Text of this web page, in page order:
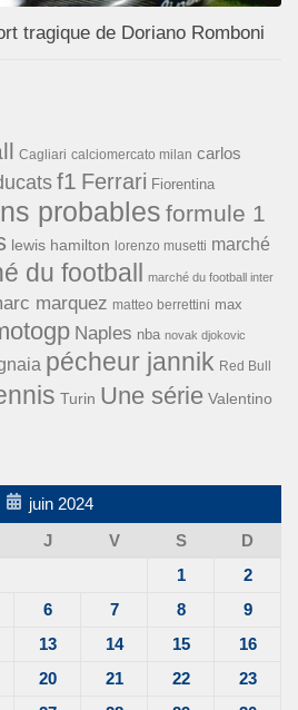
tragique de Doriano Romboni
Cagliari calciomercato milan carlos
f1 Ferrari Fiorentina
probables formule 1
lewis hamilton lorenzo musetti marché
du football marché du football inter
marquez matteo berrettini max
Naples nba novak djokovic
pécheur jannik Red Bull
Turin Une série Valentino
juin 2024
J V S
D
1
2
6 7 8
9
13 14 15
16
20 21 22
23